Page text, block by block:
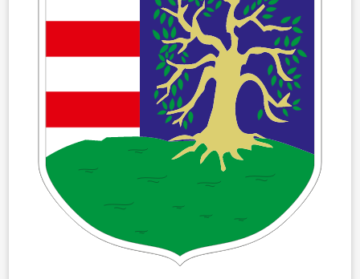
ÖNKORMÁNYZAT
ÜGYINTÉZÉS
KÖZÖSSÉG
HÍREK